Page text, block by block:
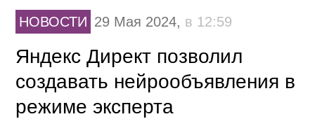
НОВОСТИ 29 Мая 2024, в 12:59
Яндекс Директ позволил
создавать нейрообъявления в
режиме эксперта